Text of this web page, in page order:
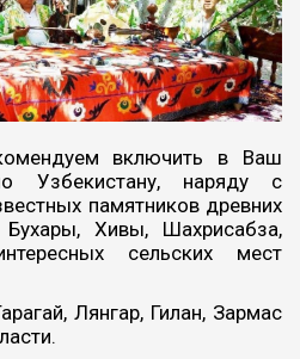
включить в Ваш
Узбекистану, наряду с
памятников древних
Хивы, Шахрисабза,
сельских мест
Лянгар, Гилан, Зармас